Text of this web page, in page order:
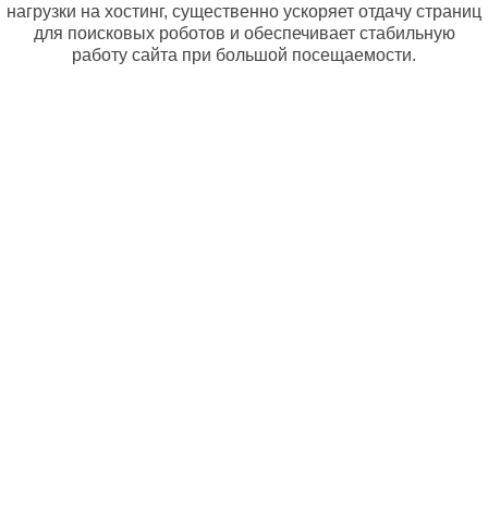
нагрузки на хостинг, существенно ускоряет отдачу страниц
для поисковых роботов и обеспечивает стабильную
работу сайта при большой посещаемости.